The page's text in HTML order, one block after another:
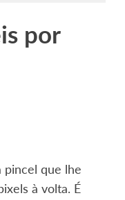
por
pincel que lhe
à volta. É